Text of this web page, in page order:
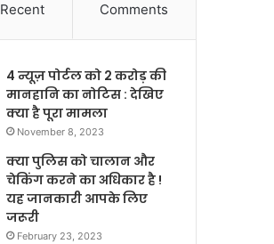
Recent Comments
4 न्यूज़ पोर्टल को 2 करोड़ की
मानहानि का नोटिस : देखिए
क्या है पूरा मामला
November 8, 2023
क्या पुलिस को चालान और
चेकिंग करने का अधिकार है !
यह जानकारी आपके लिए
जरूरी
February 23, 2023